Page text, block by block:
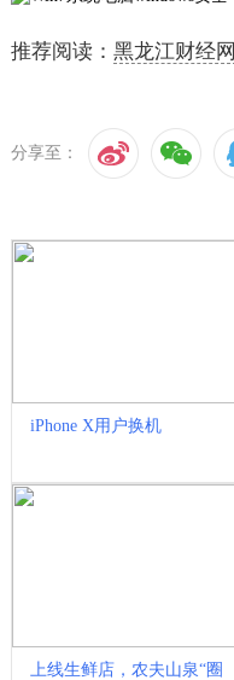
推荐阅读： 黑龙江财经网
分享至：
iPhone X用户换机
上线生鲜店，农夫山泉“圈